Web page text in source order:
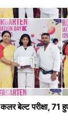
बेल्ट परीक्षा, 71